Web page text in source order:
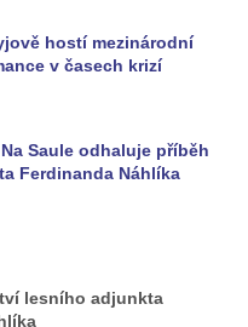
na
v
Na
hostí mezinárodní
v časech krizí
Saule odhaluje příběh
Ferdinanda Náhlíka
lesního adjunkta